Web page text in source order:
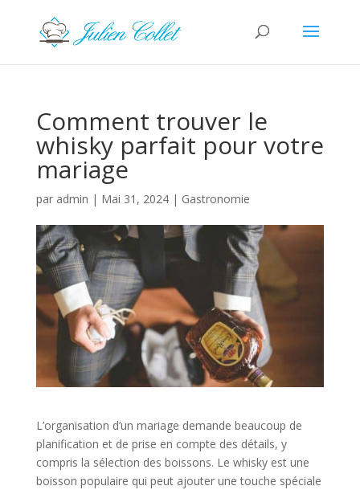
Comment trouver le
whisky parfait pour votre
mariage
par admin | Mai 31, 2024| Gastronomie
L’organisation d’un mariage demande beaucoup de
planification et de prise en compte des détails, y
compris la sélection des boissons. Le whisky est une
boisson populaire qui peut ajouter une touche spéciale